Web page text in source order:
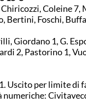
Coleine 7,
Bertini, Foschi,
Giordano 1, G.
2, Pastorino 1,
Uscito per limite di